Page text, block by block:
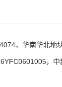
，华南华北地
，